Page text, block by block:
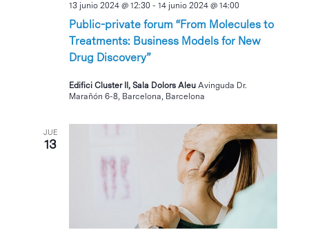
Public-private forum “From Molecules to
Treatments: Business Models for New
Drug Discovery”
13 junio 2024 @ 12:30 -14 junio 2024 @ 14:00
Edifici Cluster II, Sala Dolors AleuAvinguda Dr.
Marañón 6-8, Barcelona, Barcelona
JUE
13